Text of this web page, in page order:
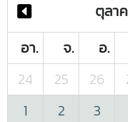
ตุลา
อา.
จ. อ.
24
25 26
1
2 3